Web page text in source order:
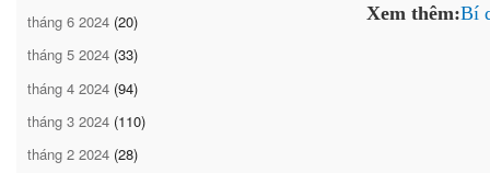
tháng 6 2024 (20)
tháng 5 2024 (33)
tháng 4 2024 (94)
tháng 3 2024 (110)
tháng 2 2024 (28)
Xem thêm:Bí